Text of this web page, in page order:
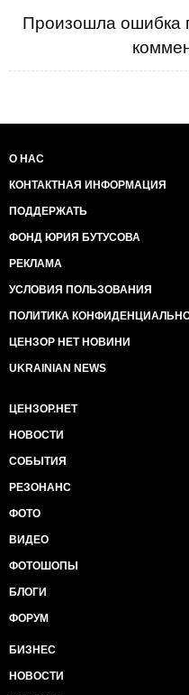
Произошла ошибка
О НАС
КОНТАКТНАЯ ИНФОРМАЦИЯ
ПОДДЕРЖАТЬ
ФОНД ЮРИЯ БУТУСОВА
РЕКЛАМА
УСЛОВИЯ ПОЛЬЗОВАНИЯ
ПОЛИТИКА
ЦЕНЗОР НЕТ НОВИНИ
UKRAINIAN NEWS
ЦЕНЗОР.НЕТ
НОВОСТИ
СОБЫТИЯ
РЕЗОНАНС
ФОТО
ВИДЕО
ФОТОШОПЫ
БЛОГИ
ФОРУМ
БИЗНЕС
НОВОСТИ